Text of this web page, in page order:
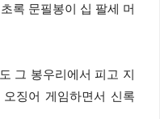
록 문필봉이 십 팔세 머
그 봉우리에서 피고 지
징어 게임하면서 신록